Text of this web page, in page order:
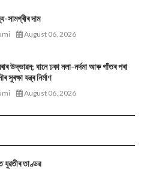
সামগ্ৰীৰ দাম
August 06, 2026
উদ্ভাৱন; বানে ঢকা নলা-নৰ্দমা আৰু গাঁতৰ পৰা
যন্ত্ৰ নিৰ্মাণ
August 06, 2026
যুৱতীৰ তাণ্ডৱ